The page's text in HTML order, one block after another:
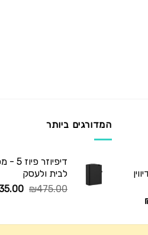
המחיר
הוא:
המדורגים ביותר
לבית ולעסק
₪475.00
המחיר